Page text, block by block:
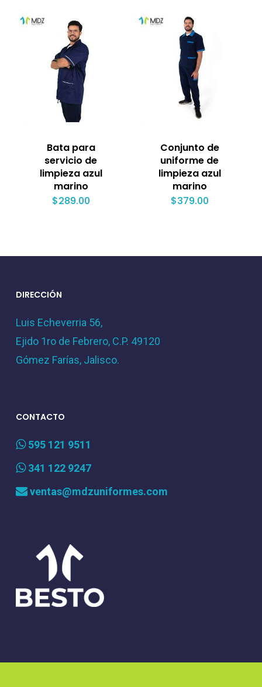
Bata para
servicio de
limpieza azul
marino
$289.00
Conjunto de
uniforme de
limpieza azul
marino
$379.00
DIRECCIÓN
Luis Echeverria 56,
Ejido 1ro de Febrero, C.P. 49120
Gómez Farías, Jalisco.
CONTACTO
595 121 9511
341 122 9247
ventas@mdzuniformes.com